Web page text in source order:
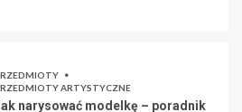
ARTYSTYCZNE
narysować modelkę – poradnik